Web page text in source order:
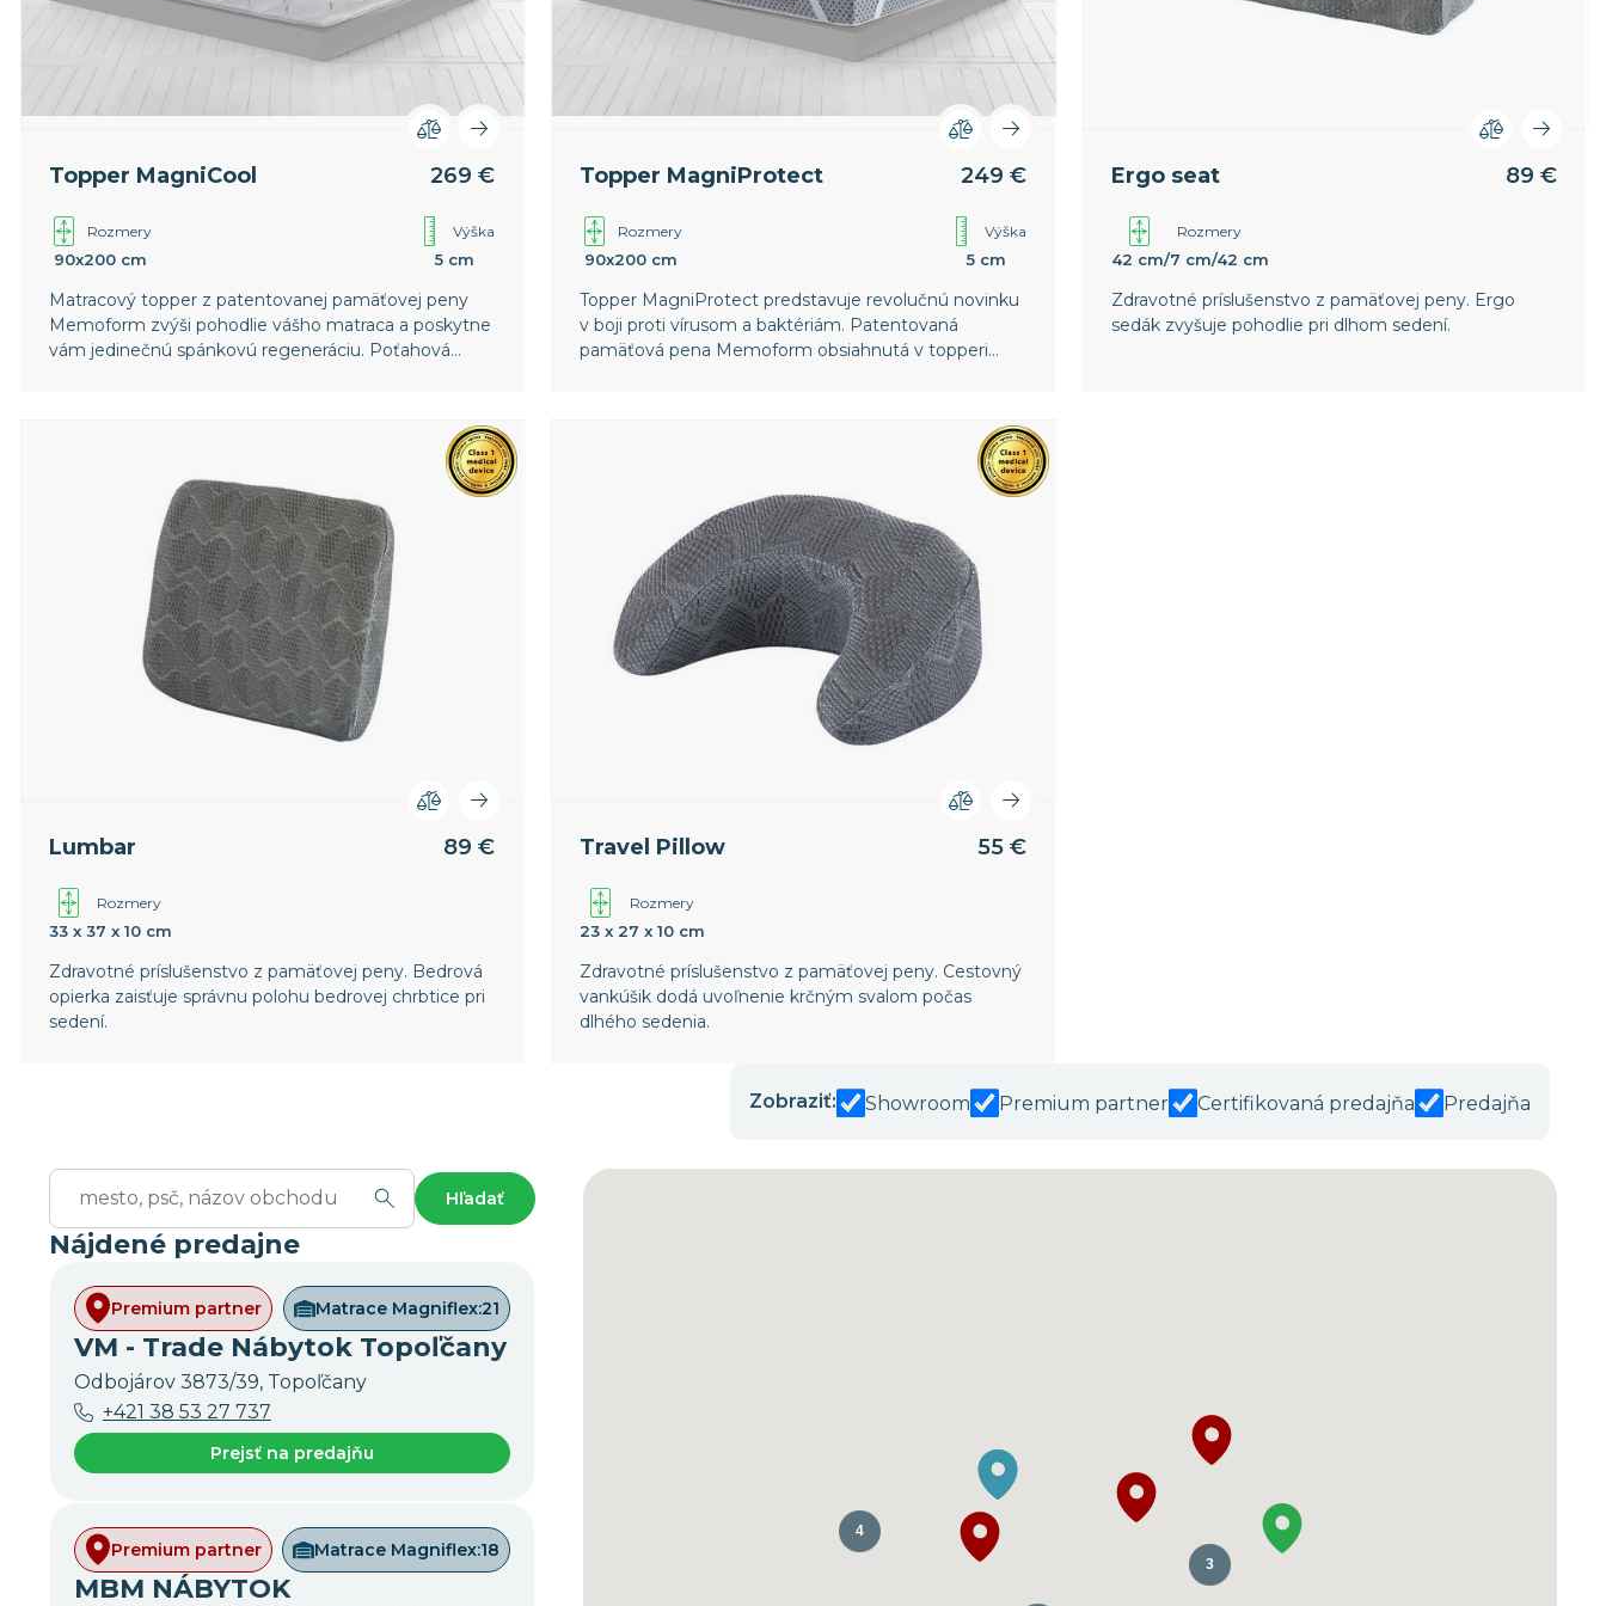
Topper MagniCool 269 €
Rozmery
90x200 cm
Výška
5 cm
Matracový topper z patentovanej pamäťovej peny
Memoform zvýši pohodlie vášho matraca a poskytne
vám jedinečnú spánkovú regeneráciu. Poťahová
Topper MagniProtect 249 €
Rozmery
90x200 cm
Výška
5 cm
Topper MagniProtect predstavuje revolučnú novinku
v boji proti vírusom a baktériám. Patentovaná
pamäťová pena Memoform obsiahnutá v topperi
Ergo seat 89 €
Rozmery
42 cm/7 cm/42 cm
Zdravotné príslušenstvo z pamäťovej peny. Ergo
sedák zvyšuje pohodlie pri dlhom sedení.
Lumbar 89 €
Rozmery
33 x 37 x 10 cm
Zdravotné príslušenstvo z pamäťovej peny. Bedrová
opierka zaisťuje správnu polohu bedrovej chrbtice pri
sedení.
Travel Pillow 55 €
Rozmery
23 x 27 x 10 cm
Zdravotné príslušenstvo z pamäťovej peny. Cestovný
vankúšik dodá uvoľnenie krčným svalom počas
dlhého sedenia.
Zobraziť: Showroom Premium partner Certifikovaná predajňa Predajňa
Hľadať
Nájdené predajne
Premium partner Matrace Magniflex:21
VM - Trade Nábytok Topoľčany
Odbojárov 3873/39, Topoľčany
+421 38 53 27 737
Prejsť na predajňu
Premium partner Matrace Magniflex:18
MBM NÁBYTOK
4
3